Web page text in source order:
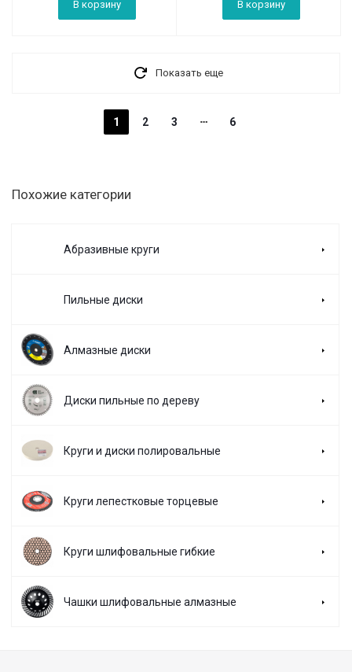
В корзину В корзину
Показать еще
1 2 3 6
Похожие категории
Абразивные круги
Пильные диски
Алмазные диски
Диски пильные по дереву
Круги и диски полировальные
Круги лепестковые торцевые
Круги шлифовальные гибкие
Чашки шлифовальные алмазные